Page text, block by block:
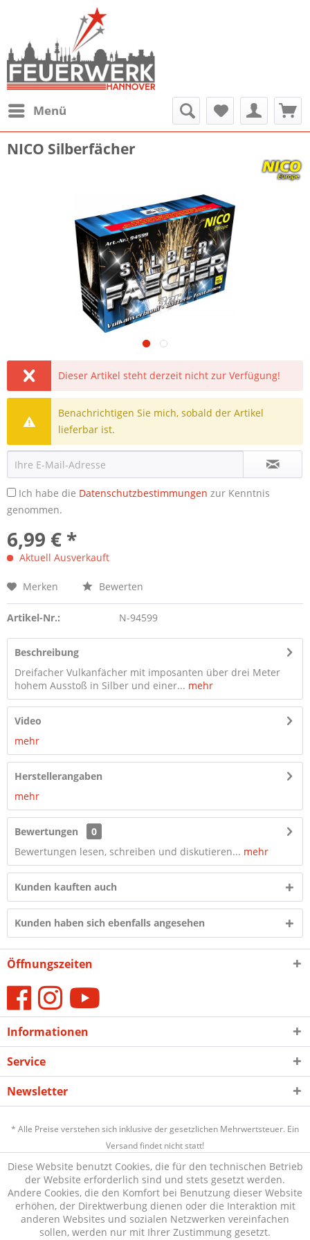
Menü
NICO Silberfächer
Dieser Artikel steht derzeit nicht zur Verfügung!
Benachrichtigen Sie mich, sobald der Artikel
lieferbar ist.
Ich habe die Datenschutzbestimmungen zur Kenntnis
genommen.
6,99 € *
Aktuell Ausverkauft
Merken Bewerten
Artikel-Nr.: N-94599
Beschreibung
Dreifacher Vulkanfächer mit imposanten über drei Meter
hohem Ausstoß in Silber und einer... mehr
Video
mehr
Herstellerangaben
mehr
Bewertungen
0
Bewertungen lesen, schreiben und diskutieren... mehr
Kunden kauften auch
Kunden haben sich ebenfalls angesehen
Öffnungszeiten
Informationen
Service
Newsletter
* Alle Preise verstehen sich inklusive der gesetzlichen Mehrwertsteuer. Ein
Versand findet nicht statt!
Diese Website benutzt Cookies, die für den technischen Betrieb
der Website erforderlich sind und stets gesetzt werden.
Andere Cookies, die den Komfort bei Benutzung dieser Website
erhöhen, der Direktwerbung dienen oder die Interaktion mit
anderen Websites und sozialen Netzwerken vereinfachen
sollen, werden nur mit Ihrer Zustimmung gesetzt.